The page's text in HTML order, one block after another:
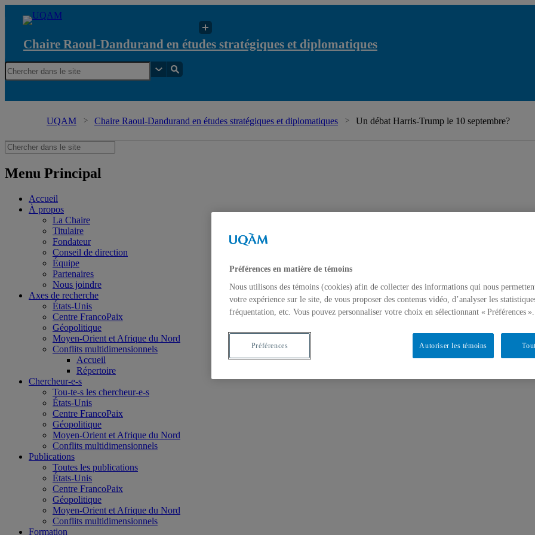
Chaire Raoul-Dandurand en études stratégiques et diplomatiques
UQAM Chaire Raoul-Dandurand en études stratégiques et diplomatiques Un débat Harris-Trump le 10 septembre?
Menu Principal
Accueil
À propos
La Chaire
Titulaire
Fondateur
Conseil de direction
Équipe
Partenaires
Nous joindre
Axes de recherche
États-Unis
Centre FrancoPaix
Géopolitique
Moyen-Orient et Afrique du Nord
Conflits multidimensionnels
Accueil
Répertoire
Chercheur-e-s
Tou-te-s les chercheur-e-s
États-Unis
Centre FrancoPaix
Géopolitique
Moyen-Orient et Afrique du Nord
Conflits multidimensionnels
Publications
Toutes les publications
États-Unis
Centre FrancoPaix
Géopolitique
Moyen-Orient et Afrique du Nord
Conflits multidimensionnels
Formation
Préférences en matière de témoins
Nous utilisons des témoins (cookies) afin de collecter des informations qui nous
votre expérience sur le site, de vous proposer des contenus vidéo, d’analyser les
fréquentation, etc. Vous pouvez personnaliser votre choix en sélectionnant « Préférences ».
Autoriser les témoins
Préférences